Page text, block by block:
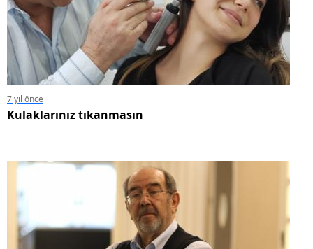
7 yıl önce
Kulaklarınız tıkanmasın